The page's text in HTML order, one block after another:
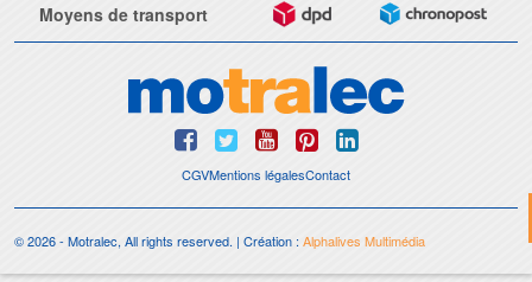
Moyens de transport
CGVMentions légalesContact
© 2026 - Motralec, All rights reserved. | Création :Alphalives Multimédia